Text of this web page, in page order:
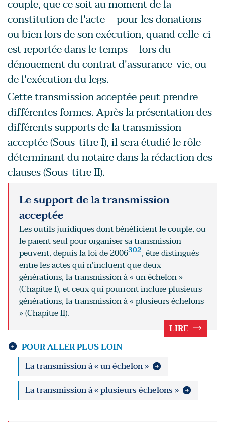
couple, que ce soit au moment de la
constitution de l'acte – pour les donations –
ou bien lors de son exécution, quand celle-ci
est reportée dans le temps – lors du
dénouement du contrat d'assurance-vie, ou
de l'exécution du legs.
Cette transmission acceptée peut prendre
différentes formes. Après la présentation des
différents supports de la transmission
acceptée (Sous-titre I), il sera étudié le rôle
déterminant du notaire dans la rédaction des
clauses (Sous-titre II).
Le support de la transmission
acceptée
Les outils juridiques dont bénéficient le couple, ou
le parent seul pour organiser sa transmission
peuvent, depuis la loi de 2006302, être distingués
entre les actes qui n'incluent que deux
générations, la transmission à « un échelon »
(Chapitre I), et ceux qui pourront inclure plusieurs
générations, la transmission à « plusieurs échelons
» (Chapitre II).
LIRE
POUR ALLER PLUS LOIN
La transmission à « un échelon »
La transmission à « plusieurs échelons »